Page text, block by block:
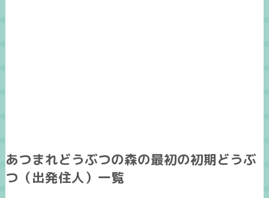
あつまれどうぶつの森の最初の初期どうぶ
つ（出発住人）一覧